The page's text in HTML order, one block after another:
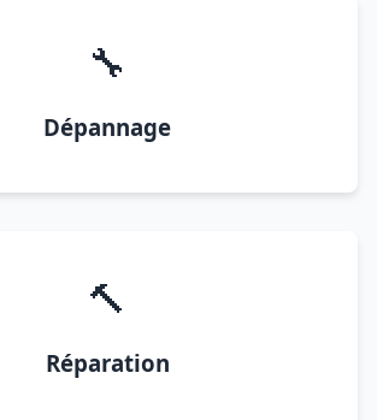
🔧
Dépannage
🔨
Réparation